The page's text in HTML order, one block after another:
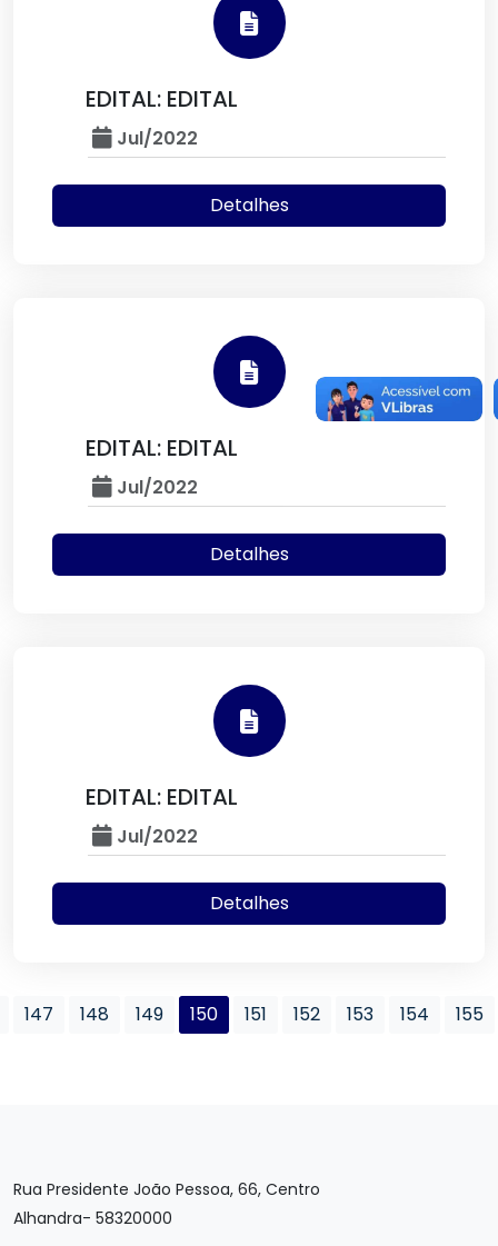
EDITAL: EDITAL
Jul/2022
Detalhes
EDITAL: EDITAL
Jul/2022
Detalhes
EDITAL: EDITAL
Jul/2022
Detalhes
147 148 149 150 151 152 153 154 155
Rua Presidente João Pessoa, 66, Centro
Alhandra- 58320000